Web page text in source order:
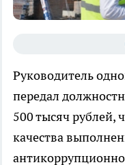
Руководитель
передал
500 тысяч рублей,
качества